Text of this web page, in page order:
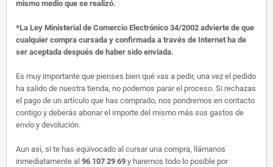
mismo medio que se realizó.
*La Ley Ministerial de Comercio Electrónico 34/2002 advierte de que
cualquier compra cursada y confirmada a través de Internet ha de
ser aceptada después de haber sido enviada.
Es muy importante que pienses bien qué vas a pedir, una vez el pedido
ha salido de nuestra tienda, no podemos parar el proceso. Si rechazas
el pago de un artículo que has comprado, nos pondremos en contacto
contigo y deberás abonar el importe del mismo más sus gastos de
envío y devolución.
Aun así, si te has equivocado al cursar una compra, llámanos
inmediatamente al 96 107 29 69 y haremos todo lo posible por